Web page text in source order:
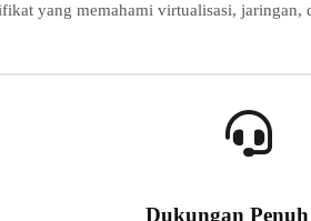
yang memahami virtualisasi, jaringan,
Dukungan Penuh